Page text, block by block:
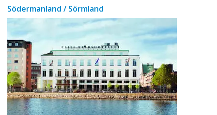
Södermanland / Sörmland